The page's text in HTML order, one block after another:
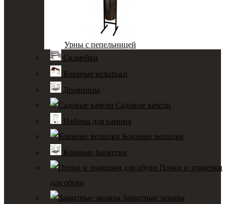
Урны с пепельницей
Скамейки
Кованые козырьки
Дровницы
Садовые качели
Наборы для камина
Кованые вешалки
Кованые банкетки
Полки и этажерки
для обуви
Защитные экраны